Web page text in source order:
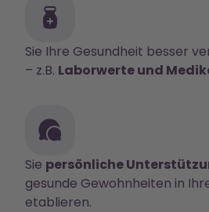
Sie Ihre Gesundheit besser
– z.B. Laborwerte und
Sie persönliche
gesunde Gewohnheiten in
etablieren.